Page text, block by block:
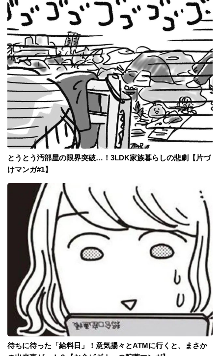
とうとう汚部屋の限界突破…！3LDK家族暮らしの悲劇【片づ
けマンガ#1】
待ちに待った「給料日」！意気揚々とATMに行くと、まさか